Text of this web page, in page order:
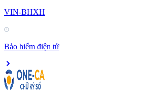
VIN-BHXH
Bảo hiểm điện tử